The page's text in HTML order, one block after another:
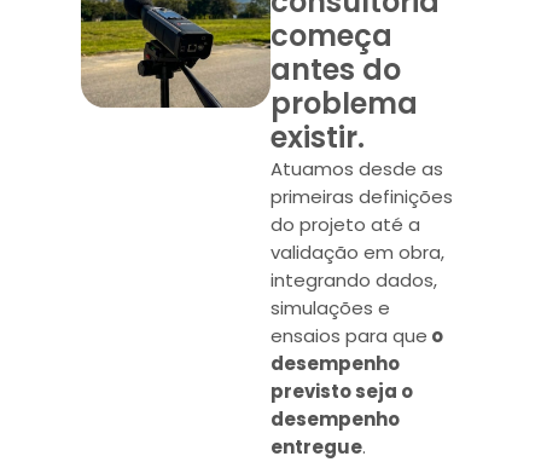
começa
antes do
problema
existir.
Atuamos desde as
primeiras definições
do projeto até a
validação em obra,
integrando dados,
simulações e
ensaios para que o
desempenho
previsto seja o
desempenho
entregue.